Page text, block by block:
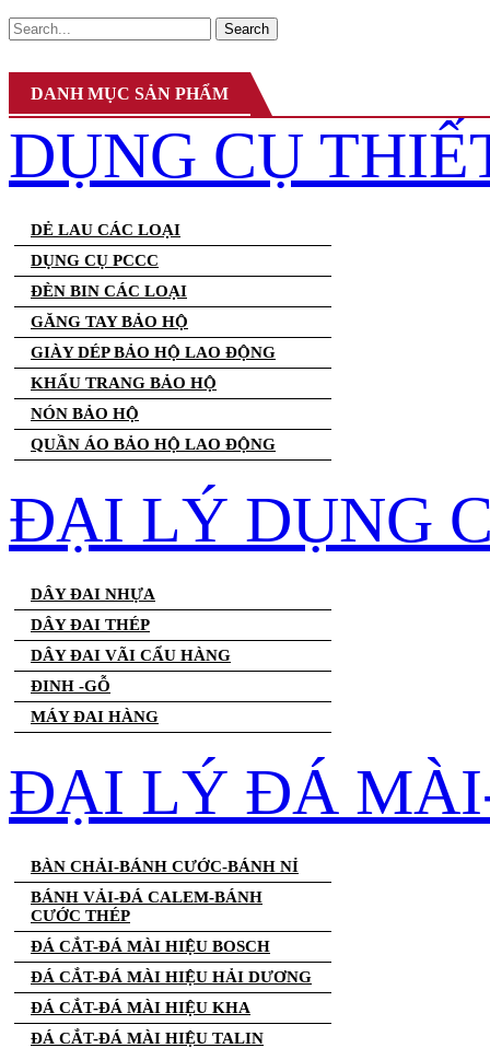
Search
DANH MỤC SẢN PHẨM
DỤNG CỤ
DẺ LAU CÁC LOẠI
DỤNG CỤ PCCC
ĐÈN BIN CÁC LOẠI
GĂNG TAY BẢO HỘ
GIÀY DÉP BẢO HỘ LAO ĐỘNG
KHẨU TRANG BẢO HỘ
NÓN BẢO HỘ
QUẦN ÁO BẢO HỘ LAO ĐỘNG
ĐẠI LÝ DỤNG
DÂY ĐAI NHỰA
DÂY ĐAI THÉP
DÂY ĐAI VÃI CẨU HÀNG
ĐINH -GỖ
MÁY ĐAI HÀNG
ĐẠI LÝ ĐÁ
BÀN CHẢI-BÁNH CƯỚC-BÁNH NỈ
BÁNH VẢI-ĐÁ CALEM-BÁNH
CƯỚC THÉP
ĐÁ CẮT-ĐÁ MÀI HIỆU BOSCH
ĐÁ CẮT-ĐÁ MÀI HIỆU HẢI DƯƠNG
ĐÁ CẮT-ĐÁ MÀI HIỆU KHA
ĐÁ CẮT-ĐÁ MÀI HIỆU TALIN